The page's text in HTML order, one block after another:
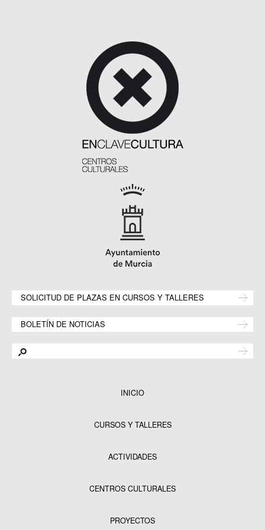
SOLICITUD DE PLAZAS EN CURSOS Y TALLERES
BOLETÍN DE NOTICIAS
INICIO
CURSOS Y TALLERES
ACTIVIDADES
CENTROS CULTURALES
PROYECTOS